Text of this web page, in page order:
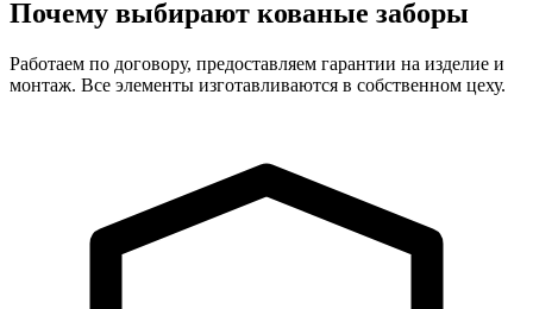
Почему выбирают кованые заборы
Работаем по договору, предоставляем гарантии на изделие и
монтаж. Все элементы изготавливаются в собственном цеху.